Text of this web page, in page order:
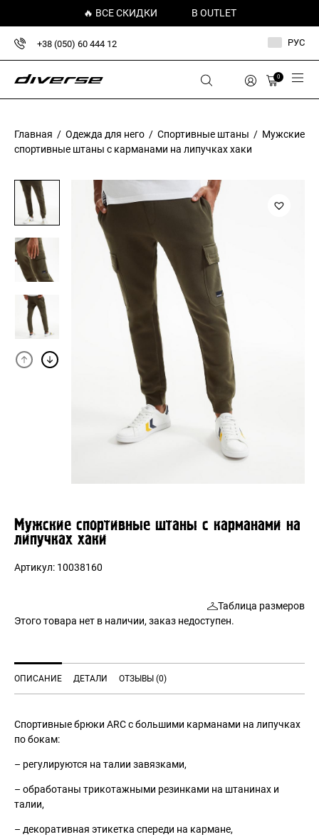
🔥 ВСЕ СКИДКИ В OUTLET
+38 (050) 60 444 12 РУС
0
Главная / Одежда для него / Спортивные штаны / Мужские
спортивные штаны с карманами на липучках хаки
Мужские спортивные штаны с карманами на
липучках хаки
Артикул: 10038160
Таблица размеров
Этого товара нет в наличии, заказ недоступен.
ОПИСАНИЕ ДЕТАЛИ ОТЗЫВЫ (0)
Спортивные брюки ARC с большими карманами на липучках
по бокам:
– регулируются на талии завязками,
– обработаны трикотажными резинками на штанинах и
талии,
– декоративная этикетка спереди на кармане,